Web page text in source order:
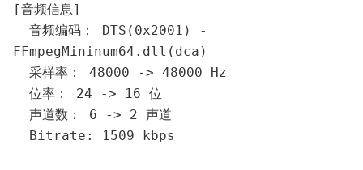
[音频信息]
FFmpegMininum64.dll(dca)
  采样率： 48000 -> 48000 Hz
  位率： 24 -> 16 位
  声道数： 6 -> 2 声道
  Bitrate: 1509 kbps